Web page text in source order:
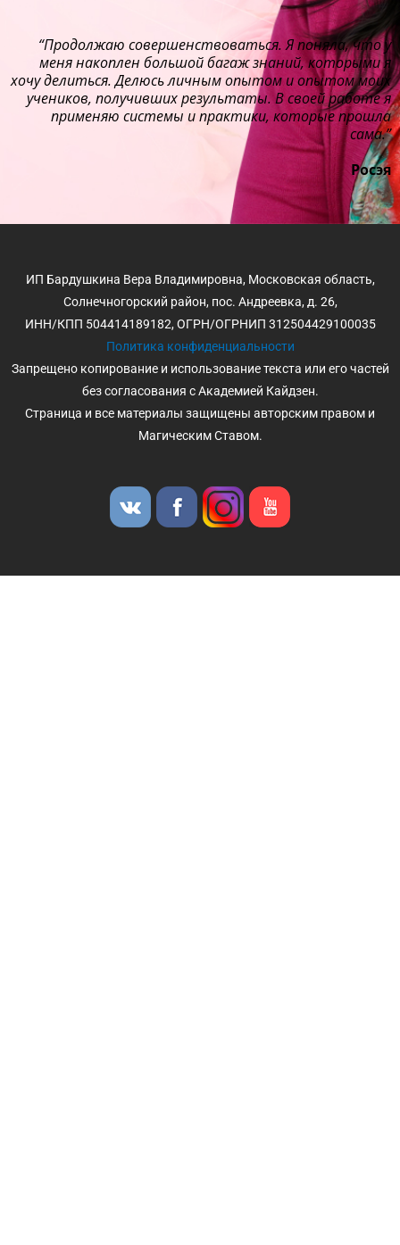
“Продолжаю совершенствоваться. Я поняла, что у
меня накоплен большой багаж знаний, которыми я
хочу делиться. Делюсь личным опытом и опытом моих
учеников, получивших результаты. В своей работе я
применяю системы и практики, которые прошла
сама.”
Росэя
ИП Бардушкина Вера Владимировна, Московская область,
Солнечногорский район, пос. Андреевка, д. 26,
ИНН/КПП 504414189182, ОГРН/ОГРНИП 312504429100035
Политика конфиденциальности
Запрещено копирование и использование текста или его частей
без согласования с Академией Кайдзен.
Страница и все материалы защищены авторским правом и
Магическим Ставом.